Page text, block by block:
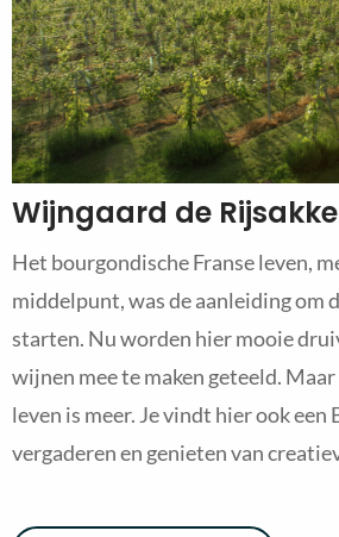
Wijngaard de
Het bourgondische Franse leven,
middelpunt, was de aanleiding om
starten. Nu worden hier mooie
wijnen mee te maken geteeld.
leven is meer. Je vindt hier ook een
vergaderen en genieten van